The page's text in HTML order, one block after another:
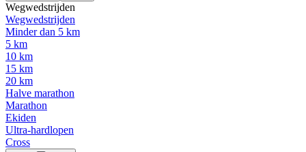
Wegwedstrijden
Wegwedstrijden
Minder dan 5 km
5 km
10 km
15 km
20 km
Halve marathon
Marathon
Ekiden
Ultra-hardlopen
Cross